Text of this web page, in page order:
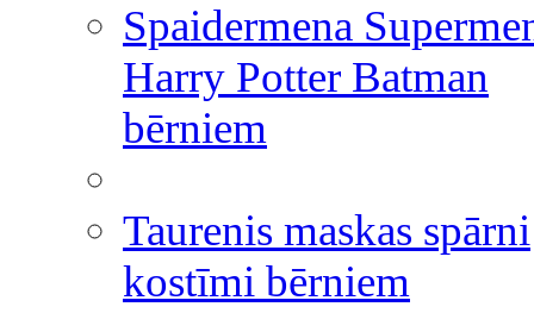
Spaidermena
Harry Potter Batman
bērniem
Taurenis maskas spārni
kostīmi bērniem